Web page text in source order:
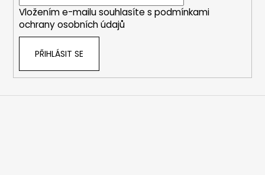
Vložením e-mailu souhlasíte s podmínkami
ochrany osobních údajů
PŘIHLÁSIT SE